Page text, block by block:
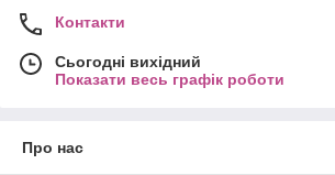
Контакти
Сьогодні вихідний
Показати весь графік роботи
Про нас